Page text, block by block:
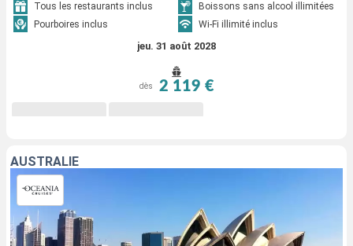
Tous les restaurants inclus
Boissons sans alcool illimitées
Pourboires inclus
Wi-Fi illimité inclus
jeu. 31 août 2028
dès 2 119 €
AUSTRALIE